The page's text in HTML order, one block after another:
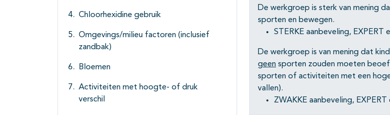
Chloorhexidine gebruik
Omgevings/milieu factoren (inclusief
zandbak)
Bloemen
Activiteiten met hoogte- of druk
verschil
De werkgroep is sterk van mening
sporten en bewegen.
STERKE aanbeveling, EXPERT
De werkgroep is van mening dat
geen sporten zouden moeten
sporten of activiteiten met een
vallen).
ZWAKKE aanbeveling, EXPERT